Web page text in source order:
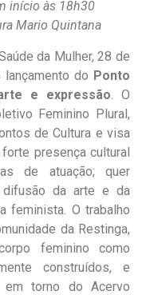
início às 18h30
Mario Quintana
da Mulher, 28 de
do Ponto
e expressão . O
Feminino Plural,
de Cultura e visa
presença cultural
de atuação; quer
da arte e da
feminista. O trabalho
da Restinga,
feminino como
construídos, e
torno do Acervo